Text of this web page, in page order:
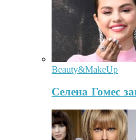
Beauty&MakeUp
Селена Гомес